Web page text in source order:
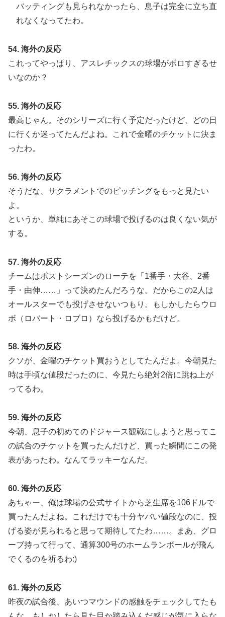
バッティングも見られなかったら、息子は完全に立ち直
れなくなってたわ。
54. 海外の反応
これってやっぱり、アスレチックスの球場がボロすぎるせ
いなのか？
55. 海外の反応
最高じゃん。そのシリーズに行く予定だったけど、どの日
に行くか迷ってたんだよね。これで金曜のチケットに決ま
ったわ。
56. 海外の反応
そうだな、サクラメントでのピッチングをもっと見たい
よ。
というか、単純にあそこの球場で投げるのは良くない気が
する。
57. 海外の反応
チームはポストシーズンのローテを「1番手・大谷、2番
手・由伸……」って決めたんだろうな。だからこの2人は
オールスターでも投げさせないつもり。もしかしたらウロ
ボ（ロバート・ロブロ）なら投げるかもだけど。
58. 海外の反応
クソが、金曜のチケット買おうとしてたんだよ。今朝見た
時は手頃な値段だったのに、今見たら絶対2倍に跳ね上が
ってるわ。
59. 海外の反応
今朝、息子の初めてのドジャース観戦にしようと思ってこ
の試合のチケットを買ったんだけど、買った瞬間にこの発
表があったわ。なんてラッキーなんだ。
60. 海外の反応
あちゃー、俺は球場の公式サイトから芝生席を106ドルで
買ったんだよね。これだけでも十分ヤバい値段なのに、投
げる姿が見られると思って期待してたわ……。まあ、グロ
ーブ持って行って、通算300号のホームランボールが飛ん
でくるのを祈るわ:)
61. 海外の反応
昨夜の試合後、あいつマウンドの感触をチェックしてたも